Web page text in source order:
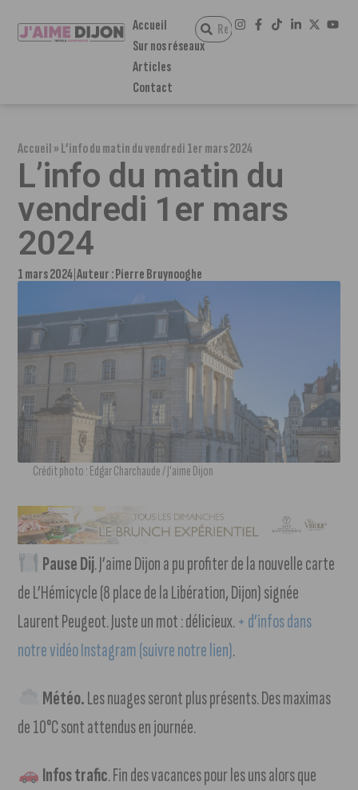
Accueil
Sur nos réseaux
Articles
Contact
Accueil»L’info du matin du vendredi 1er mars 2024
L’info du matin du
vendredi 1er mars
2024
1 mars 2024 Auteur :Pierre Bruynooghe
Crédit photo : Edgar Charchaude / J'aime Dijon
Pause Dij. J’aime Dijon a pu profiter de la nouvelle carte
de L’Hémicycle (8 place de la Libération, Dijon) signée
Laurent Peugeot. Juste un mot : délicieux.+ d’infos dans
notre vidéo Instagram (suivre notre lien).
Météo.Les nuages seront plus présents. Des maximas
de 10°C sont attendus en journée.
Infos trafic. Fin des vacances pour les uns alors que